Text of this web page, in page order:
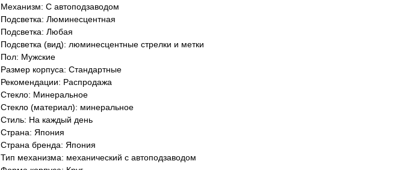
Механизм: С автоподзаводом
Подсветка: Люминесцентная
Подсветка: Любая
Подсветка (вид): люминесцентные стрелки и метки
Пол: Мужские
Размер корпуса: Стандартные
Рекомендации: Распродажа
Стекло: Минеральное
Стекло (материал): минеральное
Стиль: На каждый день
Страна: Япония
Страна бренда: Япония
Тип механизма: механический с автоподзаводом